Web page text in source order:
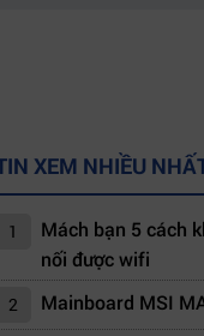
XEM NHIỀU
1
Mách bạn 5 cách
nối được wifi
2 Mainboard MSI